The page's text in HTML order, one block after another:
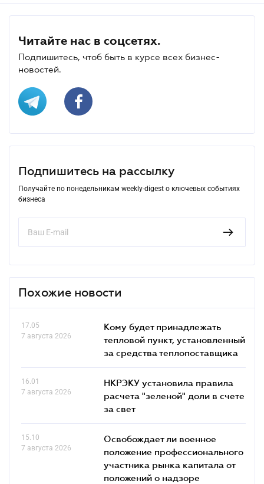
Читайте нас в соцсетях.
Подпишитесь, чтоб быть в курсе всех бизнес-
новостей.
Подпишитесь на рассылку
Получайте по понедельникам weekly-digest о ключевых событиях
бизнеса
Похожие новости
17.05
7 августа 2026
Кому будет принадлежать
тепловой пункт, установленный
за средства теплопоставщика
16.01
7 августа 2026
НКРЭКУ установила правила
расчета "зеленой" доли в счете
за свет
15.10
7 августа 2026
Освобождает ли военное
положение профессионального
участника рынка капитала от
положений о надзоре